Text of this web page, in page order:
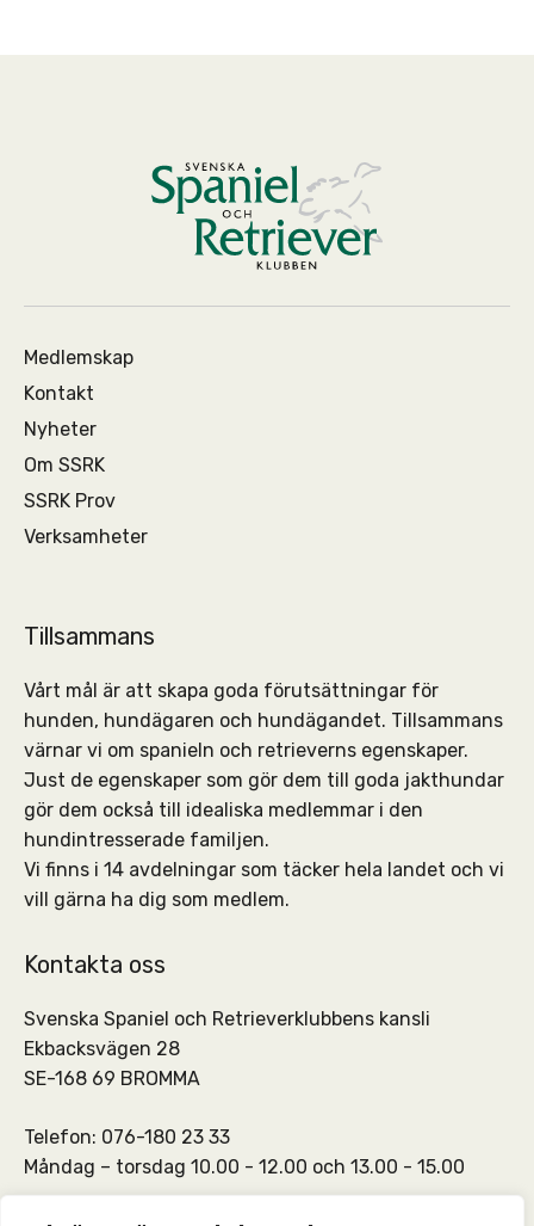
Medlemskap
Kontakt
Nyheter
Om SSRK
SSRK Prov
Verksamheter
Tillsammans
Vårt mål är att skapa goda förutsättningar för
hunden, hundägaren och hundägandet. Tillsammans
värnar vi om spanieln och retrieverns egenskaper.
Just de egenskaper som gör dem till goda jakthundar
gör dem också till idealiska medlemmar i den
hundintresserade familjen.
Vi finns i 14 avdelningar som täcker hela landet och vi
vill gärna ha dig som medlem.
Kontakta oss
Svenska Spaniel och Retrieverklubbens kansli
Ekbacksvägen 28
SE-168 69 BROMMA
Telefon: 076-180 23 33
Måndag – torsdag 10.00 - 12.00 och 13.00 - 15.00